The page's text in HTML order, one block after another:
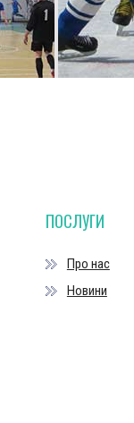
ПОСЛУГИ
Про нас
Новини